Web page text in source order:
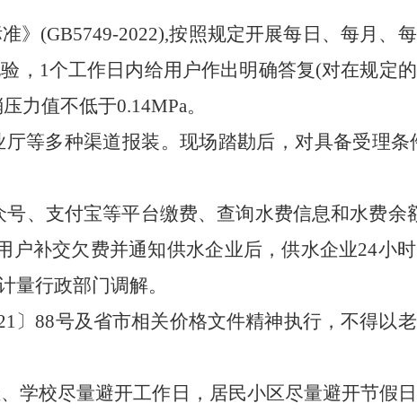
》 (GB5749-2022),按照规定开展每日、每月、
， 1个工作日内给用户作出明确答复(对在规定
力值不低于0.14MPa。
厅等多种渠道报装。现场踏勘后，对具备受理条
号、支付宝等平台缴费、查询水费信息和水费余
户补交欠费并通知供水企业后，供水企业24小
量行政部门调解。
〕88号及省市相关价格文件精神执行，不得以
学校尽量避开工作日，居民小区尽量避开节假